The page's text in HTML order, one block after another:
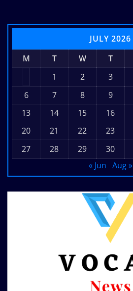
JULY 2026
M
T W T
1
2 3
6
7 8 9
13
14 15 16
20
21 22 23
27
28 29 30
« Jun Aug »